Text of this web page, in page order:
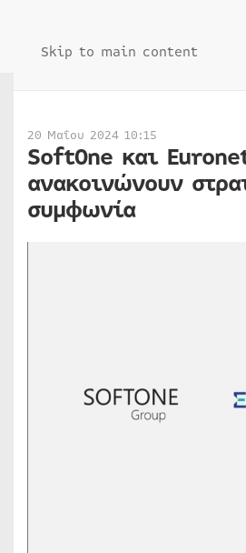
Skip to main content
20 Μαΐου 2024 10:15
SoftOne και
ανακοινώνουν
συμφωνία